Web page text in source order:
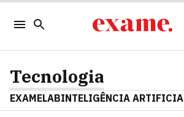
Tecnologia
EXAMELABINTELIGÊNCIA